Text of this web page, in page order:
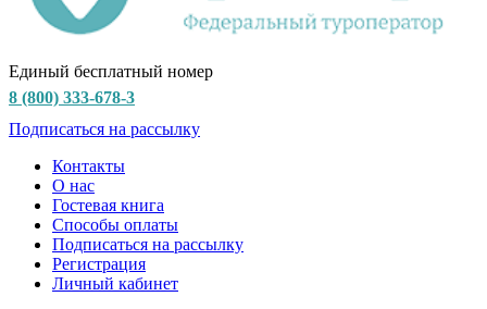
Единый бесплатный номер
8 (800) 333-678-3
Подписаться на рассылку
Контакты
О нас
Гостевая книга
Способы оплаты
Подписаться на рассылку
Регистрация
Личный кабинет